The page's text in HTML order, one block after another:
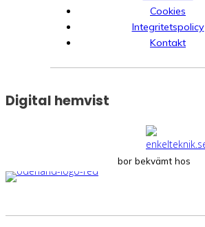
Cookies
Integritetspolicy
Kontakt
Digital hemvist
bor bekvämt hos